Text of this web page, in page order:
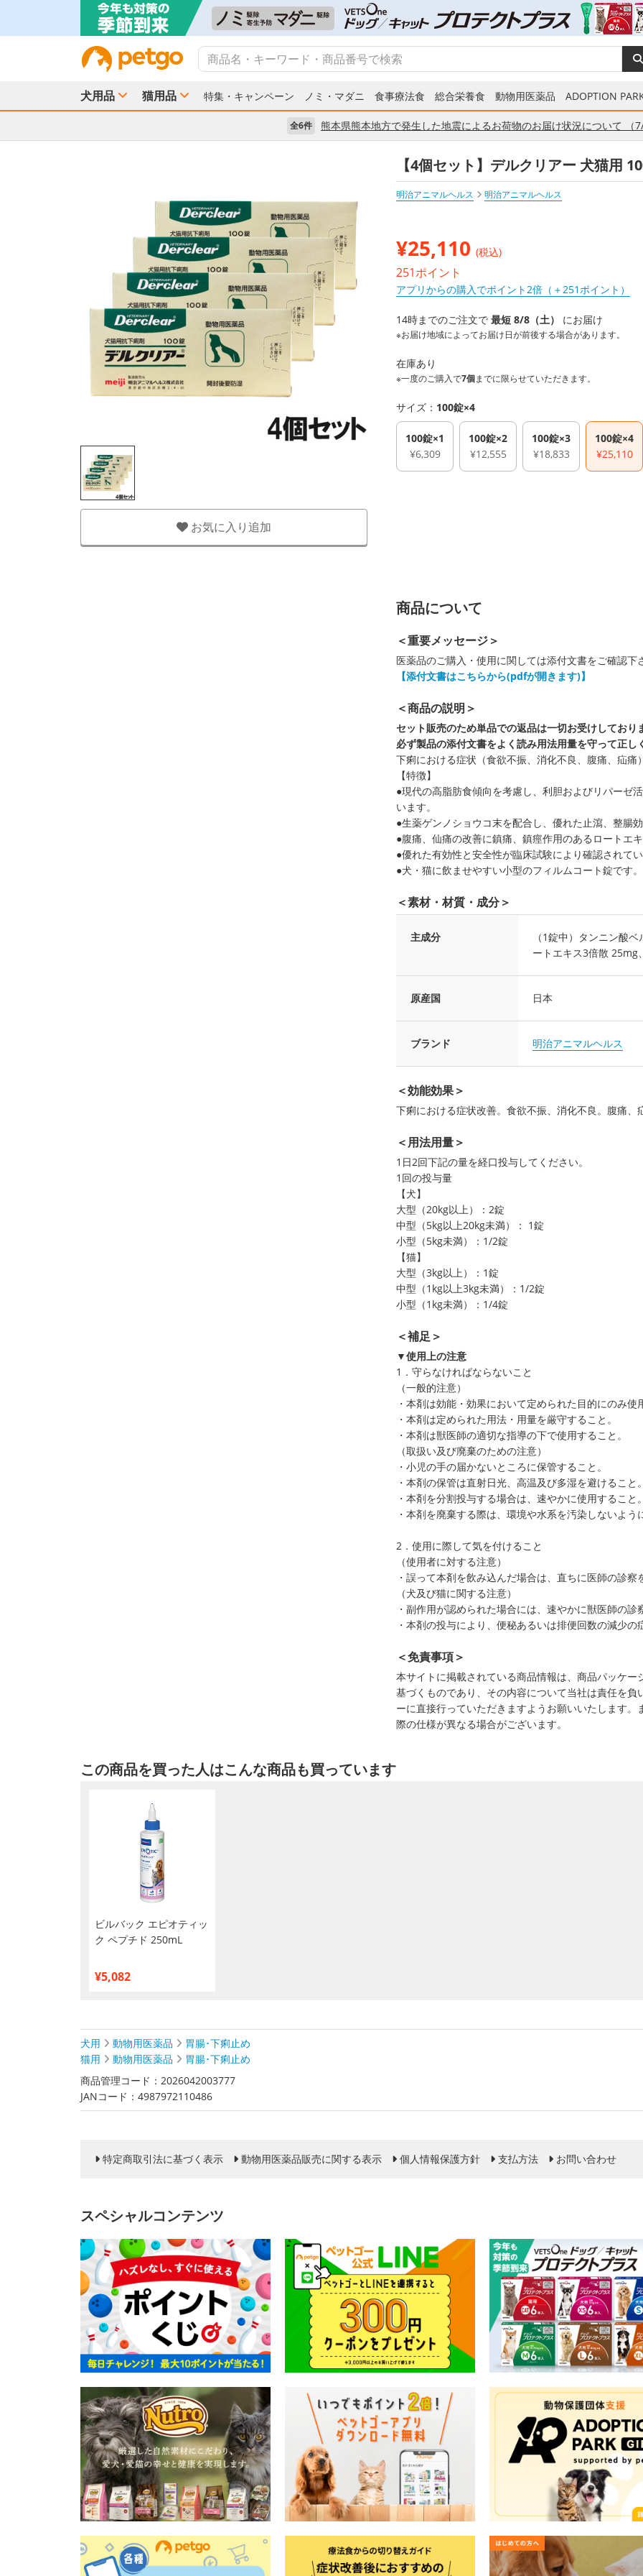
犬用品 猫用品 特集・キャンペーン ノミ・マダニ 食事療法食 総合栄養食 動物用医薬品 ADOPTION
全6件 熊本県熊本地方で発生した地震によるお荷物のお届け状況について （
お気に入り追加
【4個セット】デルクリアー 犬猫用
明治アニマルヘルス 明治アニマルヘルス
¥25,110 (税込)
251ポイント
アプリからの購入でポイント2倍（＋251ポイント）
14時までのご注文で 最短 8/8（土） にお届け
※お届け地域によってお届け日が前後する場合があります。
在庫あり
※一度のご購入で7個までに限らせていただきます。
サイズ： 100錠×4
100錠×1
¥6,309
100錠×2
¥12,555
100錠×3
¥18,833
100錠×4
¥25,110
商品について
＜重要メッセージ＞
医薬品のご購入・使用に関しては添付文書をご確認下
【添付文書はこちらから(pdfが開きます)】
＜商品の説明＞
セット販売のため単品での返品は一切お受けしており
必ず製品の添付文書をよく読み用法用量を守って正し
下痢における症状（食欲不振、消化不良、腹痛、疝痛
【特徴】
●現代の高脂肪食傾向を考慮し、利胆およびリパーゼ
います。
●生薬ゲンノショウコ末を配合し、優れた止瀉、整腸
●腹痛、仙痛の改善に鎮痛、鎮痙作用のあるロートエ
●優れた有効性と安全性が臨床試験により確認されて
●犬・猫に飲ませやすい小型のフィルムコート錠です。
＜素材・材質・成分＞
主成分
（1錠中）タンニン酸
ートエキス3倍散 25mg
原産国 日本
ブランド 明治アニマルヘルス
＜効能効果＞
下痢における症状改善。食欲不振、消化不良。腹痛、
＜用法用量＞
1日2回下記の量を経口投与してください。
1回の投与量
【犬】
大型（20kg以上）：2錠
中型（5kg以上20kg未満）： 1錠
小型（5kg未満）：1/2錠
【猫】
大型（3kg以上）：1錠
中型（1kg以上3kg未満）：1/2錠
小型（1kg未満）：1/4錠
＜補足＞
▼使用上の注意
1．守らなければならないこと
（一般的注意）
・本剤は効能・効果において定められた目的にのみ使
・本剤は定められた用法・用量を厳守すること。
・本剤は獣医師の適切な指導の下で使用すること。
（取扱い及び廃棄のための注意）
・小児の手の届かないところに保管すること。
・本剤の保管は直射日光、高温及び多湿を避けること
・本剤を分割投与する場合は、速やかに使用すること
・本剤を廃棄する際は、環境や水系を汚染しないよ
2．使用に際して気を付けること
（使用者に対する注意）
・誤って本剤を飲み込んだ場合は、直ちに医師の診察
（犬及び猫に関する注意）
・副作用が認められた場合には、速やかに獣医師の診
・本剤の投与により、便秘あるいは排便回数の減少
＜免責事項＞
本サイトに掲載されている商品情報は、商品パッケ
基づくものであり、その内容について当社は責任を
ーに直接行っていただきますようお願いいたします
際の仕様が異なる場合がございます。
この商品を買った人はこんな商品も買っています
ビルバック エピオティッ
ク ペプチド 250mL
¥5,082
犬用 動物用医薬品
胃腸･下痢止め
猫用
動物用医薬品
胃腸･下痢止め
商品管理コード：2026042003777
JANコード：4987972110486
特定商取引法に基づく表示 動物用医薬品販売に関する表示 個人情報保護方針 支払方法 お問い合わせ
スペシャルコンテンツ